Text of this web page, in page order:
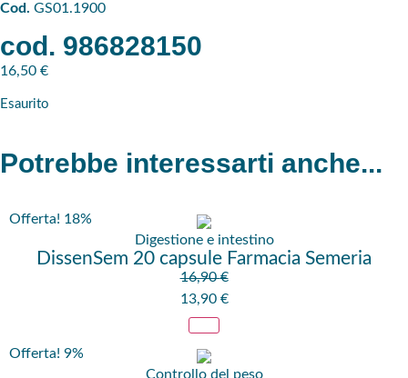
Cod. GS01.1900
cod. 986828150
16,50 €
Esaurito
Potrebbe interessarti anche...
Offerta! 18%
Digestione e intestino
DissenSem 20 capsule Farmacia Semeria
16,90€
13,90 €
Offerta! 9%
Controllo del peso